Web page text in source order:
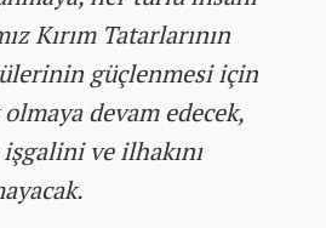
Kırım Tatarlarının
güçlenmesi için
devam edecek,
işgalini ve ilhakını